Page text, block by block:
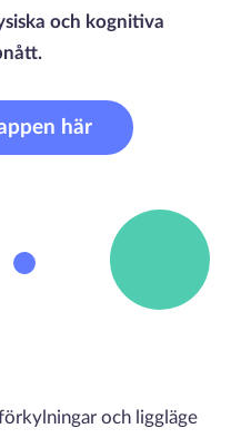
och kognitiva
här
och liggläge